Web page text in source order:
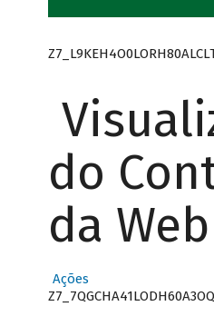
do
da Web
Ações